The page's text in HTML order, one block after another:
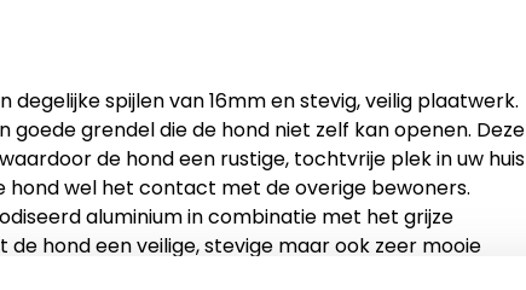
degelijke spijlen van 16mm en stevig, veilig plaatwerk.
goede grendel die de hond niet zelf kan openen. Deze
de hond een rustige, tochtvrije plek in uw huis
hond wel het contact met de overige bewoners.
aluminium in combinatie met het grijze
hond een veilige, stevige maar ook zeer mooie